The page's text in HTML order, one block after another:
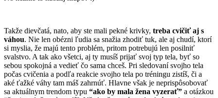
Takže dievčatá, nato, aby ste mali pekné krivky, treba cvičiť aj s
váhou. Nie len obézni ľudia sa snažia zhodiť tuk, ale aj chudí, ktorí
si myslia, že majú tento problém, pritom potrebujú len posilniť
svalstvo. A tak ako všetci, aj ty musíš prijať svoj typ tela, byť so
sebou spokojná a vedieť čo sama chceš. Pri sledovaní svojho tela
počas cvičenia a podľa reakcie svojho tela po tréningu zistíš, či a
aké ťažké váhy tam máš zahrnúť. Hlavne však je neprispôsobovať
sa aktuálnym trendom typu “ako by mala žena vyzerať” a otázkou